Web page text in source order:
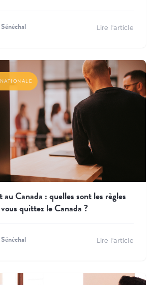
Lire l'article
Canada : quelles sont les règles
quittez le Canada ?
Lire l'article